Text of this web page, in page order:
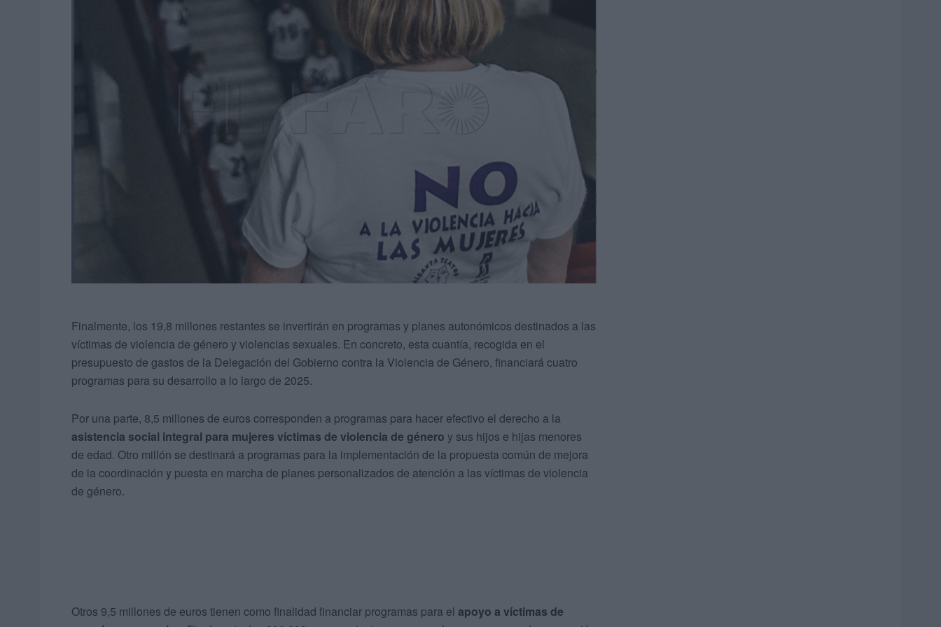
Finalmente, los 19,8 millones restantes se invertirán en programas y planes autonómicos destinados a las
víctimas de violencia de género y violencias sexuales. En concreto, esta cuantía, recogida en el
presupuesto de gastos de la Delegación del Gobierno contra la Violencia de Género, financiará cuatro
programas para su desarrollo a lo largo de 2025.
Por una parte, 8,5 millones de euros corresponden a programas para hacer efectivo el derecho a la
asistencia social integral para mujeres víctimas de violencia de género y sus hijos e hijas menores
de edad. Otro millón se destinará a programas para la implementación de la propuesta común de mejora
de la coordinación y puesta en marcha de planes personalizados de atención a las víctimas de violencia
de género.
Otros 9,5 millones de euros tienen como finalidad financiar programas para el apoyo a víctimas de